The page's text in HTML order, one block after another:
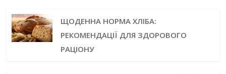
ЩОДЕННА НОРМА ХЛІБА:
РЕКОМЕНДАЦІЇ ДЛЯ ЗДОРОВОГО
РАЦІОНУ